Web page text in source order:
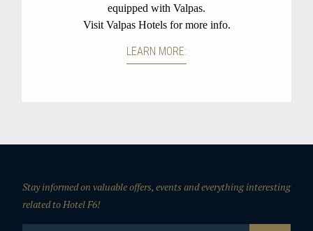
Stay informed on valuable offers, events and everything interesting
related to Hotel F6!